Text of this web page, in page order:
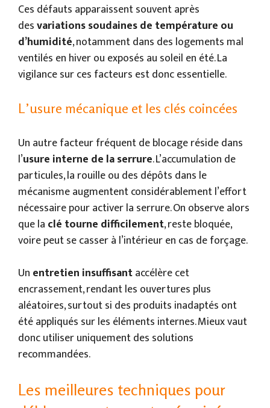
Ces défauts apparaissent souvent après
desvariations soudaines de température ou
d’humidité, notamment dans des logements mal
ventilés en hiver ou exposés au soleil en été. La
vigilance sur ces facteurs est donc essentielle.
L’usure mécanique et les clés coincées
Un autre facteur fréquent de blocage réside dans
l’usure interne de la serrure. L’accumulation de
particules, la rouille ou des dépôts dans le
mécanisme augmentent considérablement l’effort
nécessaire pour activer la serrure. On observe alors
que la clé tourne difficilement, reste bloquée,
voire peut se casser à l’intérieur en cas de forçage.
Un entretien insuffisantaccélère cet
encrassement, rendant les ouvertures plus
aléatoires, surtout si des produits inadaptés ont
été appliqués sur les éléments internes. Mieux vaut
donc utiliser uniquement des solutions
recommandées.
Les meilleures techniques pour